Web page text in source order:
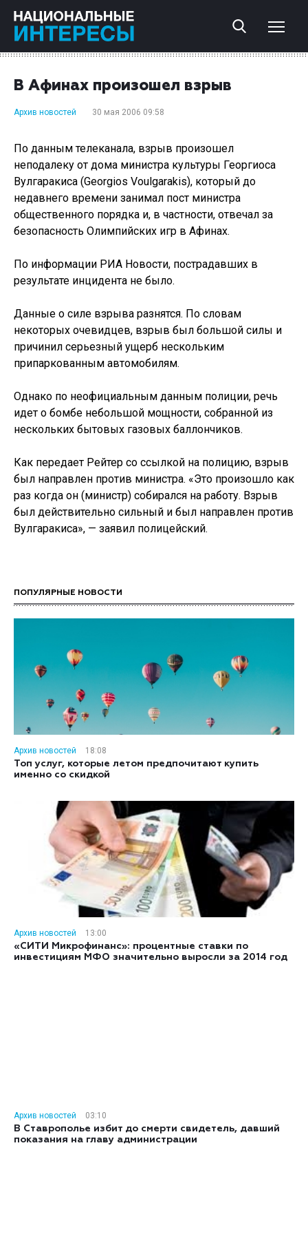
В Афинах произошел взрыв
Архив новостей 30 мая 2006 09:58
По данным телеканала, взрыв произошел
неподалеку от дома министра культуры Георгиоса
Вулгаракиса (Georgios Voulgarakis), который до
недавнего времени занимал пост министра
общественного порядка и, в частности, отвечал за
безопасность Олимпийских игр в Афинах.
По информации РИА Новости, пострадавших в
результате инцидента не было.
Данные о силе взрыва разнятся. По словам
некоторых очевидцев, взрыв был большой силы и
причинил серьезный ущерб нескольким
припаркованным автомобилям.
Однако по неофициальным данным полиции, речь
идет о бомбе небольшой мощности, собранной из
нескольких бытовых газовых баллончиков.
Как передает Рейтер со ссылкой на полицию, взрыв
был направлен против министра. «Это произошло как
раз когда он (министр) собирался на работу. Взрыв
был действительно сильный и был направлен против
Вулгаракиса», — заявил полицейский.
ПОПУЛЯРНЫЕ НОВОСТИ
Архив новостей
18:08
Топ услуг, которые летом предпочитают купить
именно со скидкой
Архив новостей
13:00
«СИТИ Микрофинанс»: процентные ставки по
инвестициям МФО значительно выросли за 2014 год
Архив новостей
03:10
В Ставрополье избит до смерти свидетель, давший
показания на главу администрации